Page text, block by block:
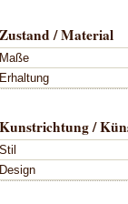
Zustand / Material
Maße
Erhaltung
Kunstrichtung /
Stil
Design